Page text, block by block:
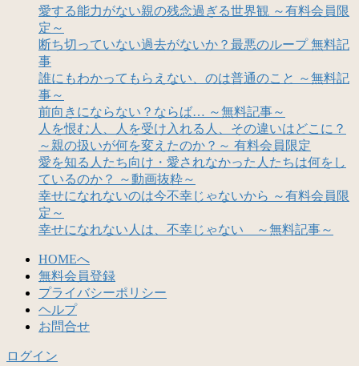
愛する能力がない親の残念過ぎる世界観 ～有料会員限
定～
断ち切っていない過去がないか？最悪のループ 無料記
事
誰にもわかってもらえない、のは普通のこと ～無料記
事～
前向きにならない？ならば… ～無料記事～
人を恨む人、人を受け入れる人、その違いはどこに？
～親の扱いが何を変えたのか？～ 有料会員限定
愛を知る人たち向け・愛されなかった人たちは何をし
ているのか？ ～動画抜粋～
幸せになれないのは今不幸じゃないから ～有料会員限
定～
幸せになれない人は、不幸じゃない ～無料記事～
HOMEへ
無料会員登録
プライバシーポリシー
ヘルプ
お問合せ
ログイン